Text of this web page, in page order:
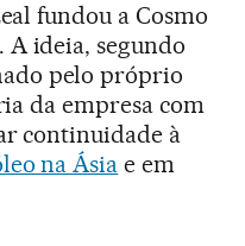
fundou a Cosmo
A ideia, segundo
pelo próprio
da empresa com
continuidade à
na Ásia e em